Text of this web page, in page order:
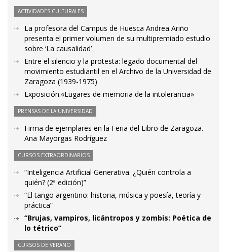
ACTIVIDADES CULTURALES
La profesora del Campus de Huesca Andrea Ariño
presenta el primer volumen de su multipremiado estudio
sobre ‘La causalidad’
Entre el silencio y la protesta: legado documental del
movimiento estudiantil en el Archivo de la Universidad de
Zaragoza (1939-1975)
Exposición:«Lugares de memoria de la intolerancia»
PRENSAS DE LA UNIVERSIDAD
Firma de ejemplares en la Feria del Libro de Zaragoza.
Ana Mayorgas Rodríguez
CURSOS EXTRAORDINARIOS
“Inteligencia Artificial Generativa. ¿Quién controla a
quién? (2ª edición)”
“El tango argentino: historia, música y poesía, teoría y
práctica”
“Brujas, vampiros, licántropos y zombis: Poética de
lo tétrico”
CURSOS DE VERANO